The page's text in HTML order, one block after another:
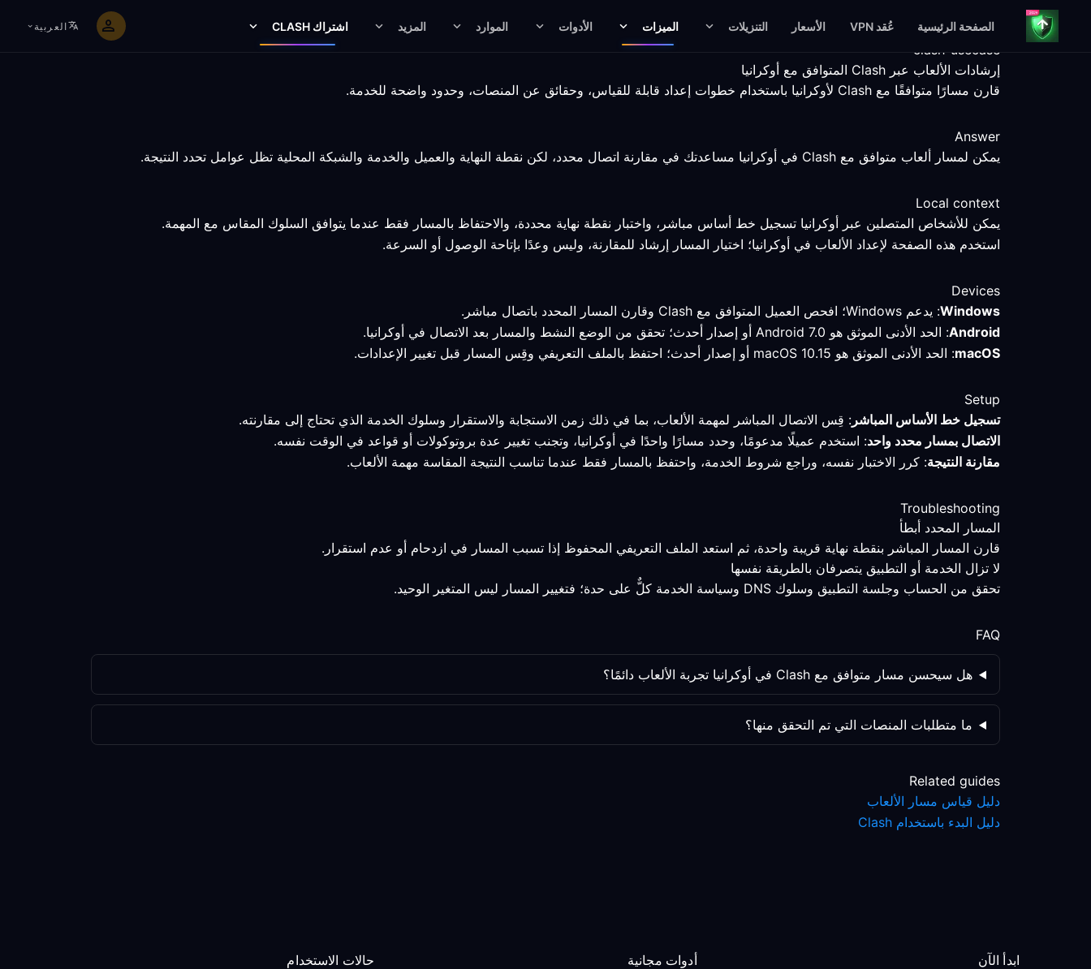
الصفحة الرئيسية عُقد VPN الأسعار التنزيلات الميزات الأدوات الموارد المزيد اشتراك CLASH العربية
clash-usecase
إرشادات الألعاب عبر Clash المتوافق مع أوكرانيا
قارن مسارًا متوافقًا مع Clash لأوكرانيا باستخدام خطوات إعداد قابلة للقياس، وحقائق عن المنصات، وحدود واضحة للخدمة.
Answer
يمكن لمسار ألعاب متوافق مع Clash في أوكرانيا مساعدتك في مقارنة اتصال محدد، لكن نقطة النهاية والعميل والخدمة والشبكة المحلية تظل عوامل تحدد النتيجة.
Local context
يمكن للأشخاص المتصلين عبر أوكرانيا تسجيل خط أساس مباشر، واختبار نقطة نهاية محددة، والاحتفاظ بالمسار فقط عندما يتوافق السلوك المقاس مع المهمة.
استخدم هذه الصفحة لإعداد الألعاب في أوكرانيا؛ اختيار المسار إرشاد للمقارنة، وليس وعدًا بإتاحة الوصول أو السرعة.
Devices
Windows: يدعم Windows؛ افحص العميل المتوافق مع Clash وقارن المسار المحدد باتصال مباشر.
Android: الحد الأدنى الموثق هو Android 7.0 أو إصدار أحدث؛ تحقق من الوضع النشط والمسار بعد الاتصال في أوكرانيا.
macOS: الحد الأدنى الموثق هو macOS 10.15 أو إصدار أحدث؛ احتفظ بالملف التعريفي وقِس المسار قبل تغيير الإعدادات.
Setup
تسجيل خط الأساس المباشر : قِس الاتصال المباشر لمهمة الألعاب، بما في ذلك زمن الاستجابة والاستقرار وسلوك الخدمة الذي تحتاج إلى مقارنته.
الاتصال بمسار محدد واحد: استخدم عميلًا مدعومًا، وحدد مسارًا واحدًا في أوكرانيا، وتجنب تغيير عدة بروتوكولات أو قواعد في الوقت نفسه.
مقارنة النتيجة: كرر الاختبار نفسه، وراجع شروط الخدمة، واحتفظ بالمسار فقط عندما تناسب النتيجة المقاسة مهمة الألعاب.
Troubleshooting
المسار المحدد أبطأ
قارن المسار المباشر بنقطة نهاية قريبة واحدة، ثم استعد الملف التعريفي المحفوظ إذا تسبب المسار في ازدحام أو عدم استقرار.
لا تزال الخدمة أو التطبيق يتصرفان بالطريقة نفسها
تحقق من الحساب وجلسة التطبيق وسلوك DNS وسياسة الخدمة كلٌّ على حدة؛ فتغيير المسار ليس المتغير الوحيد.
FAQ
هل سيحسن مسار متوافق مع Clash في أوكرانيا تجربة الألعاب دائمًا؟
ما متطلبات المنصات التي تم التحقق منها؟
Related guides
دليل قياس مسار الألعاب
دليل البدء باستخدام Clash
ابدأ الآن أدوات مجانية حالات الاستخدام